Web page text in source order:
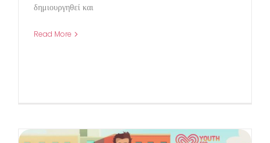
δημιουργηθεί και
Read More